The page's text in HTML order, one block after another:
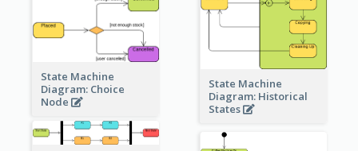
State Machine
Diagram: Historical
States
State Machine
Diagram: Choice
Node